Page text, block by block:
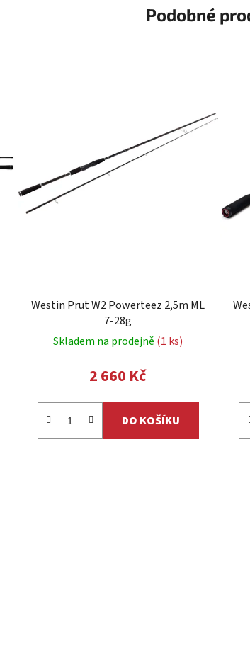
Podobné
Westin Prut W2 Powerteez 2,5m ML
7-28g
Skladem na prodejně (1 ks)
2 660 Kč
DO KOŠÍKU